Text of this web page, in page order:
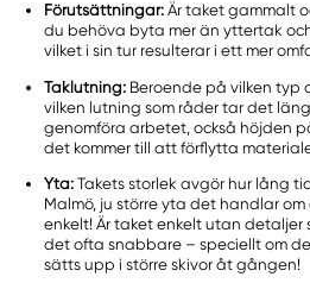
Förutsättningar:Är taket gammalt
du behöva byta mer än yttertak
vilket i sin tur resulterar i ett mer
Taklutning: Beroende på vilken typ
vilken lutning som råder tar det
genomföra arbetet, också höjden
det kommer till att förflytta
Yta: Takets storlek avgör hur lång
Malmö, ju större yta det handlar
enkelt! Är taket enkelt utan detaljer
det ofta snabbare – speciellt om
sätts upp i större skivor åt gången!